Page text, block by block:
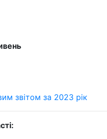
звітом за 2023 рік